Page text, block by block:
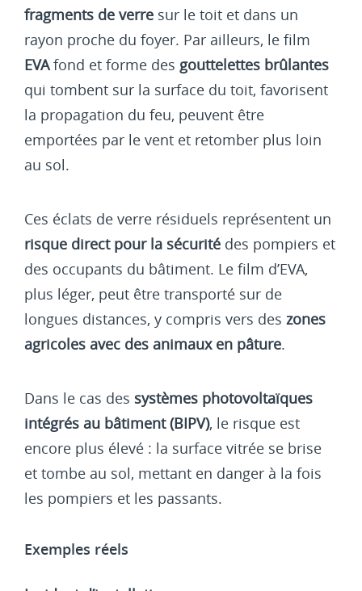
fragments de verre sur le toit et dans un
rayon proche du foyer. Par ailleurs, le film
EVAfond et forme des gouttelettes brûlantes
qui tombent sur la surface du toit, favorisent
la propagation du feu, peuvent être
emportées par le vent et retomber plus loin
au sol.
Ces éclats de verre résiduels représentent un
risque direct pour la sécurité des pompiers et
des occupants du bâtiment. Le film d’EVA,
plus léger, peut être transporté sur de
longues distances, y compris vers des zones
agricoles avec des animaux en pâture.
Dans le cas des systèmes photovoltaïques
intégrés au bâtiment (BIPV), le risque est
encore plus élevé : la surface vitrée se brise
et tombe au sol, mettant en danger à la fois
les pompiers et les passants.
Exemples réels